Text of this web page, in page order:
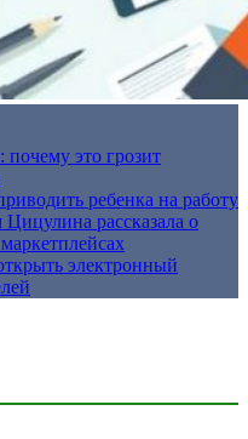
это грозит
ребенка на работу
рассказала о
электронный